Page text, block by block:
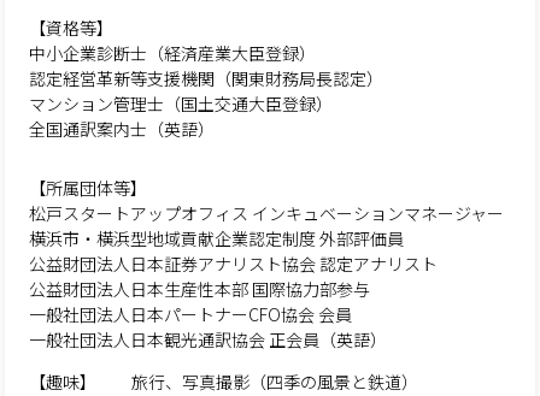
【資格等】
中小企業診断士（経済産業大臣登録）
認定経営革新等支援機関（関東財務局長認定）
マンション管理士（国土交通大臣登録）
全国通訳案内士（英語）
【所属団体等】
松戸スタートアップオフィス インキュベーションマネージャー
横浜市・横浜型地域貢献企業認定制度 外部評価員
公益財団法人日本証券アナリスト協会 認定アナリスト
公益財団法人日本生産性本部 国際協力部参与
一般社団法人日本パートナーCFO協会 会員
一般社団法人日本観光通訳協会 正会員（英語）
【趣味】 旅行、写真撮影（四季の風景と鉄道）